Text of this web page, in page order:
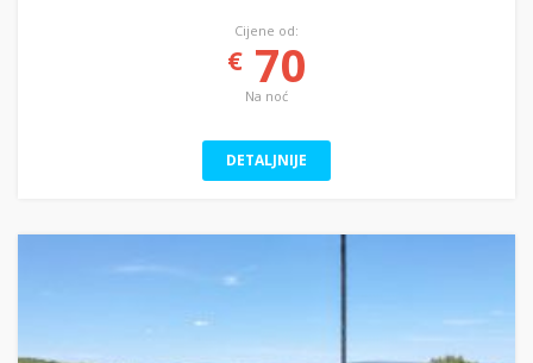
Cijene od:
€70
Na noć
DETALJNIJE